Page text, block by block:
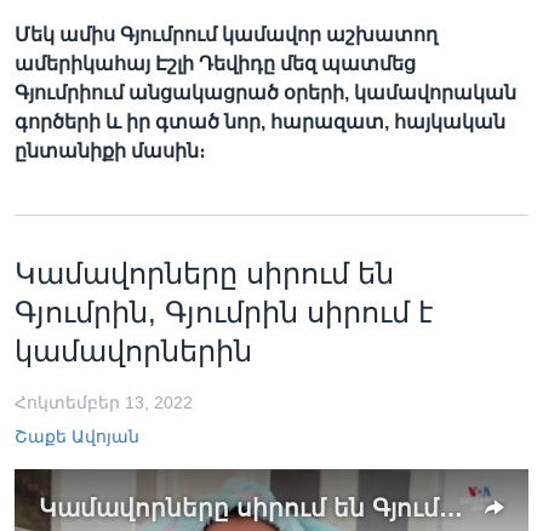
Մեկ ամիս Գյումրում կամավոր աշխատող
ամերիկահայ Էշլի Դեվիդը մեզ պատմեց
Գյումրիում անցակացրած օրերի, կամավորական
գործերի և իր գտած նոր, հարազատ, հայկական
ընտանիքի մասին։
Կամավորները սիրում են
Գյումրին, Գյումրին սիրում է
կամավորներին
Հոկտեմբեր 13, 2022
Շաքե Ավոյան
Կամավորները սիրում են Գյումրին, Գյումրին սիրում է կամավորներին